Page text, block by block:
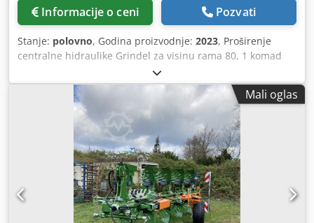
Informacije o ceni Pozvati
Stanje: polovno, Godina proizvodnje: 2023, Proširenje
centralne hidraulike Grindel za visinu rama 80, 1 komad
plužnog tela STW / 35, 1 par raoničkih noževa 430, 1 par
HD vrhova raonika, 1 par umetnih limova za STW / 35, 1
par držača disk-sekača za Variopf disk-sekač D 500
nazubljen i / opružen, 1 Crsdpjr Ucigefx Aktjf
Mali oglas